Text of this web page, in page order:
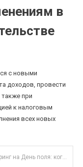
в
с новыми
доходов, провести
также при
к налоговым
всех новых
Кейтеринг на День поля: когда угощения становятся частью урожая